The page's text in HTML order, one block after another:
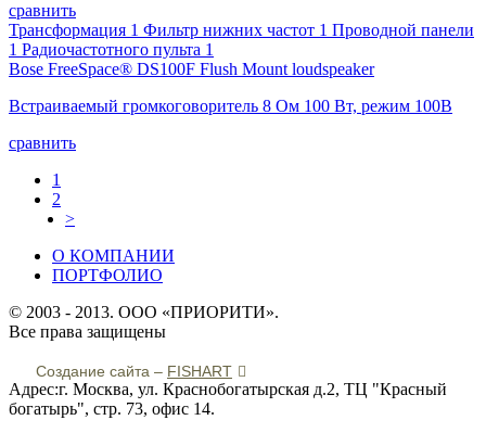
сравнить
Трансформация 1 Фильтр нижних частот 1 Проводной панели
1 Радиочастотного пульта 1
Bose FreeSpace® DS100F Flush Mount loudspeaker
Встраиваемый громкоговоритель 8 Ом 100 Вт, режим 100В
сравнить
1
2
>
О КОМПАНИИ
ПОРТФОЛИО
© 2003 - 2013. ООО «ПРИОРИТИ».
Все права защищены
Создание сайта – FISHART
Адрес:г. Москва, ул. Краснобогатырская д.2, ТЦ "Красный
богатырь", стр. 73, офис 14.